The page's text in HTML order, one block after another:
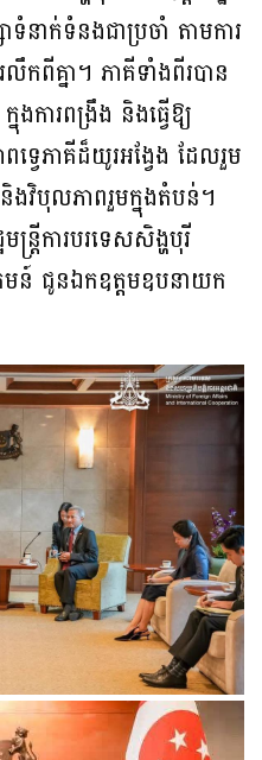
ទំនាក់ទំនងជាប្រចាំ តាមការ
កពីគ្នា។ ភាគីទាំងពីរបាន
នុងការពង្រឹង និងធ្វើឱ្យ
វេភាគីដ៏យូរអង្វែង ដែលរួម
វិបុលភាពរួមក្នុងតំបន់។
ត្រីការបរទេសសិង្ហបុរី
គមន៍ ជូនឯកឧត្តមឧបនាយក